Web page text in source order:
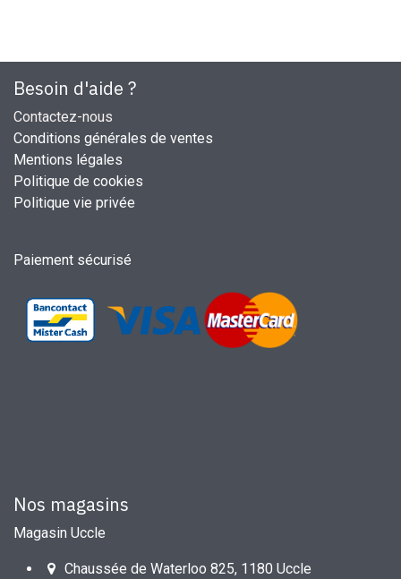
Besoin d'aide ?
Contactez-nous
Conditions générales de ventes
Mentions légales
Politique de cookies
Politique vie privée
Paiement sécurisé
Nos magasins
Magasin Uccle
Chaussée de Waterloo 825, 1180 Uccle